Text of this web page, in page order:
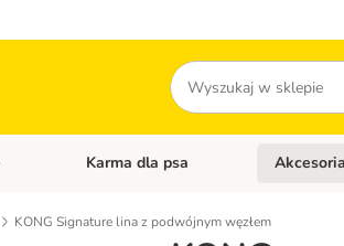
Szukaj
Karma dla kotaOtwórz menu kategorii: Akcesoria dla
Karma dla psa Otwórz
KONG Signature lina z podwójnym węzłem